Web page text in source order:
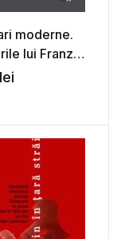
moderne.
lui Franz
lei